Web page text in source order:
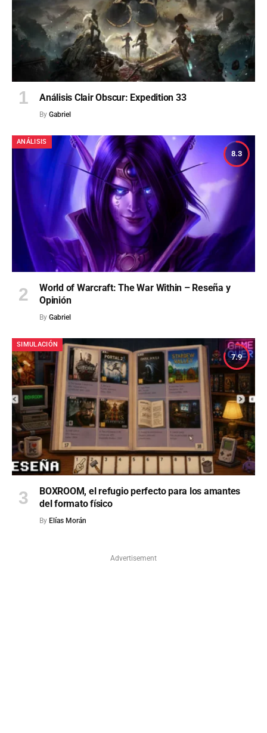
Análisis Clair Obscur: Expedition 33
By Gabriel
8.3
ANÁLISIS
World of Warcraft: The War Within – Reseña y
Opinión
By Gabriel
7.9
SIMULACIÓN
BOXROOM, el refugio perfecto para los amantes
del formato físico
By Elías Morán
Advertisement